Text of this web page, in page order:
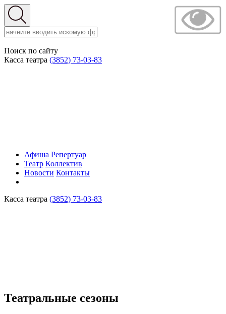
Поиск по сайту
Касса театра (3852) 73-03-83
Афиша Репертуар
Театр Коллектив
Новости Контакты
Касса театра (3852) 73-03-83
Театральные сезоны